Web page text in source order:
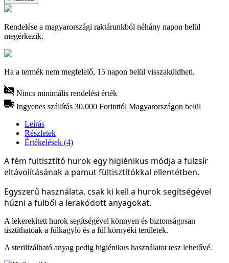
Rendelése a magyarországi raktárunkból néhány napon belül
megérkezik.
Ha a termék nem megfelelő, 15 napon belül visszaküldheti.
Nincs minimális rendelési érték
Ingyenes szállítás 30.000 Forinttól Magyarországon belül
Leírás
Részletek
Értékelések (4)
A fém fültisztító hurok egy higiénikus módja a fülzsír
eltávolításának a pamut fültisztítókkal ellentétben.
Egyszerű használata, csak ki kell a hurok segítségével
húzni a fülből a lerakódott anyagokat.
A lekerekített hurok segítségével könnyen és biztonságosan
tisztíthatóak a fülkagyló és a fül környéki területek.
A sterilizálható anyag pedig higiénikus használatot tesz lehetővé.